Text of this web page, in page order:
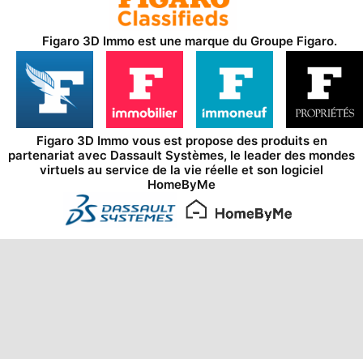
Figaro 3D Immo est une marque du Groupe Figaro.
Figaro 3D Immo vous est propose des produits en
partenariat avec Dassault Systèmes, le leader des mondes
virtuels au service de la vie réelle et son logiciel
HomeByMe